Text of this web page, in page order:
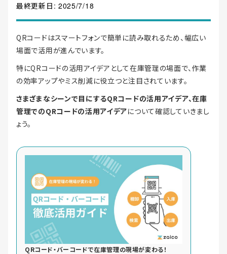
最終更新日: 2025/7/18
QRコードはスマートフォンで簡単に読み取れるため、幅広い
場面で活用が進んでいます。
特にQRコードの活用アイデアとして在庫管理の場面で、作業
の効率アップやミス削減に役立つと注目されています。
さまざまなシーンで目にするQRコードの活用アイデア、在庫
管理でのQRコードの活用アイデアについて確認していきまし
ょう。
QRコード・バーコードで在庫管理の現場が変わる！